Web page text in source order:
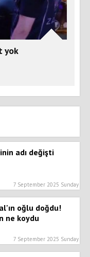
yok
adı değişti
7 September 2025 Sunday
oğlu doğdu!
ne koydu
7 September 2025 Sunday